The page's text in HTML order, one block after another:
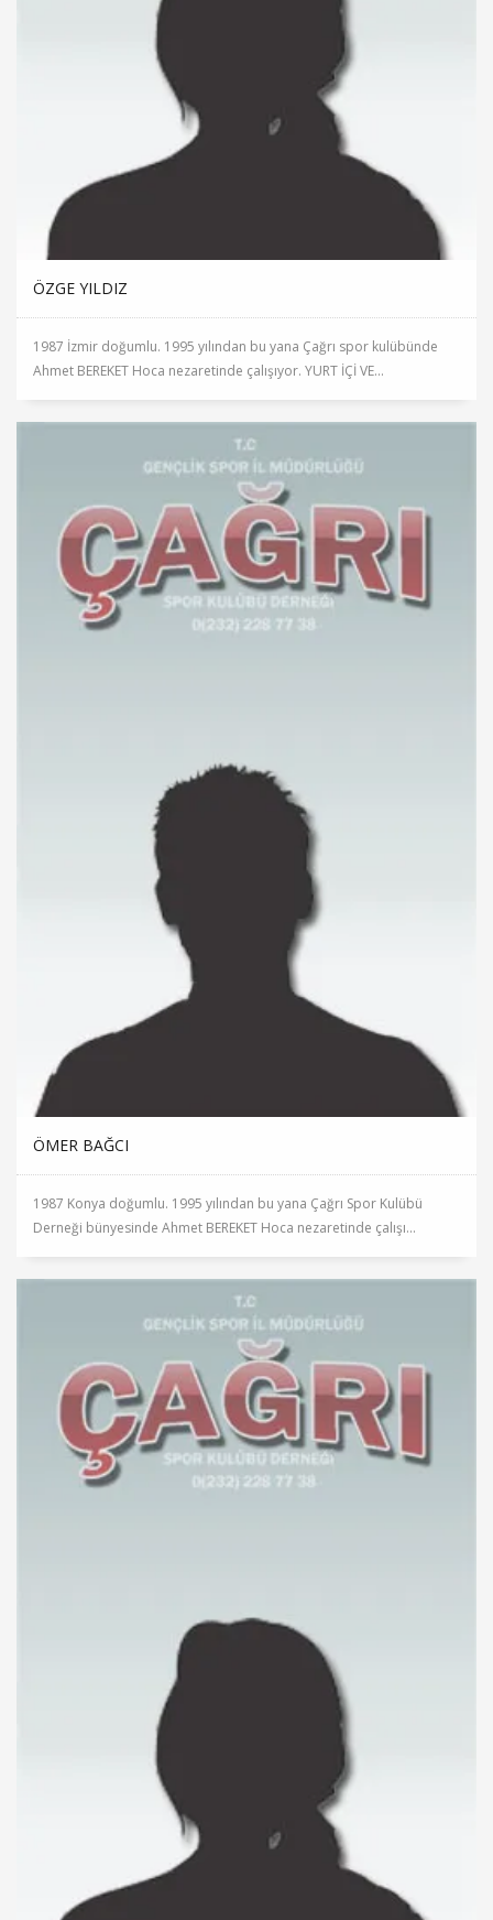
ÖZGE YILDIZ
1987 İzmir doğumlu. 1995 yılından bu yana Çağrı spor kulübünde
Ahmet BEREKET Hoca nezaretinde çalışıyor. YURT İÇİ VE...
ÖMER BAĞCI
1987 Konya doğumlu. 1995 yılından bu yana Çağrı Spor Kulübü
Derneği bünyesinde Ahmet BEREKET Hoca nezaretinde çalışı...